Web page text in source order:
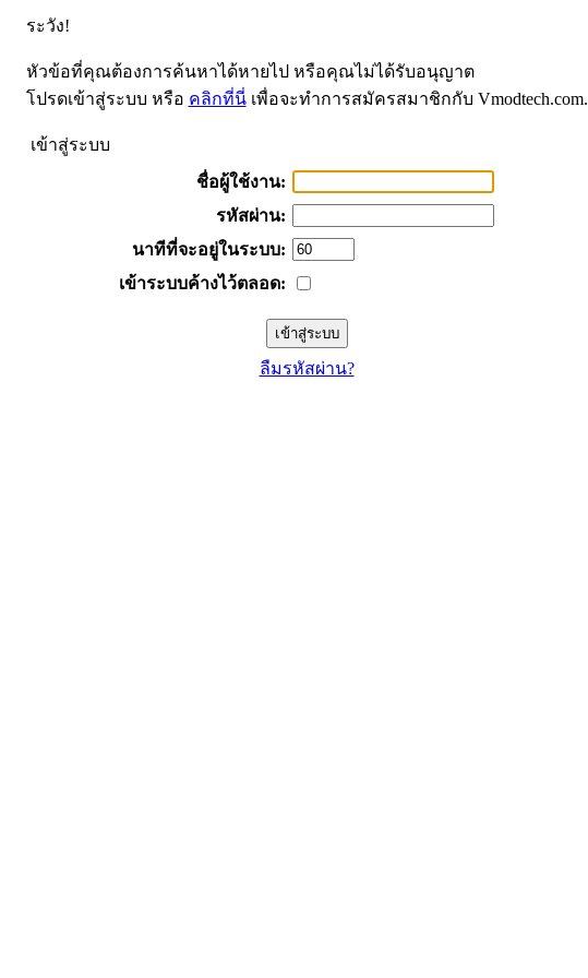
ระวัง!
หัวข้อที่คุณต้องการค้นหาได้หายไป หรือคุณไม่ได้รับอนุญาต
โปรดเข้าสู่ระบบ หรือ คลิกที่นี่เพื่อจะทำการสมัครสมาชิกกับ Vmodtech.com.
เข้าสู่ระบบ
ชื่อผู้ใช้งาน:
รหัสผ่าน:
นาทีที่จะอยู่ในระบบ:
เข้าระบบค้างไว้ตลอด:
ลืมรหัสผ่าน?